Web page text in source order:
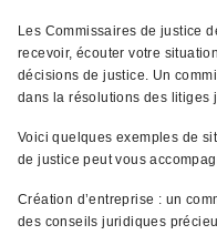
Les Commissaires de justice
recevoir, écouter votre
décisions de justice. Un
dans la résolutions des litiges
Voici quelques exemples de
de justice peut vous
Création d’entreprise : un
des conseils juridiques